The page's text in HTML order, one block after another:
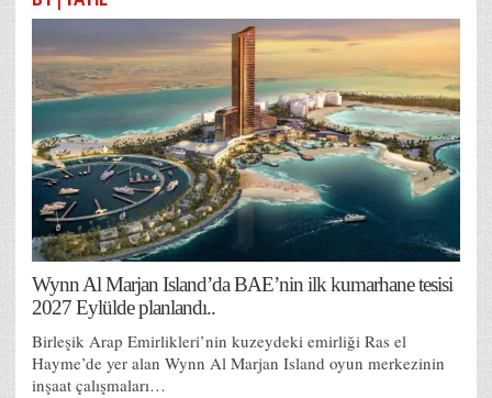
Wynn Al Marjan Island’da BAE’nin ilk kumarhane tesisi
2027 Eylülde planlandı..
Birleşik Arap Emirlikleri’nin kuzeydeki emirliği Ras el
Hayme’de yer alan Wynn Al Marjan Island oyun merkezinin
inşaat çalışmaları…